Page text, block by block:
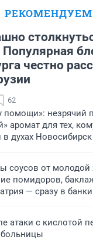
РЕКОМЕНДУЕМ
честно
62
помощи»: незрячий
аромат для тех,
в духах Новосибирск
соусов от молодой
помидоров,
— сразу в банки
атаки с кислотой